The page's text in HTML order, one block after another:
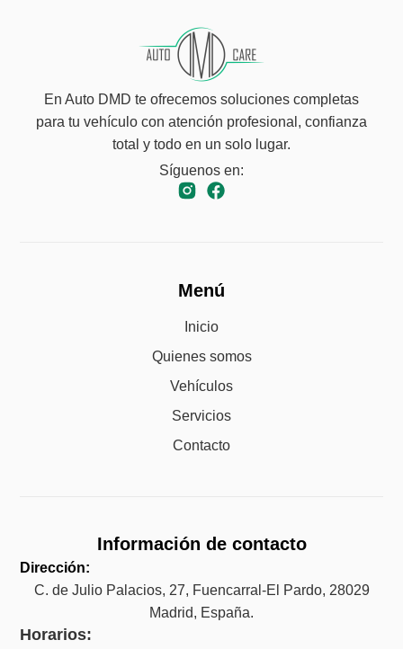
En Auto DMD te ofrecemos soluciones completas
para tu vehículo con atención profesional, confianza
total y todo en un solo lugar.
Síguenos en:
Menú
Inicio
Quienes somos
Vehículos
Servicios
Contacto
Información de contacto
Dirección:
C. de Julio Palacios, 27, Fuencarral-El Pardo, 28029
Madrid, España.
Horarios: